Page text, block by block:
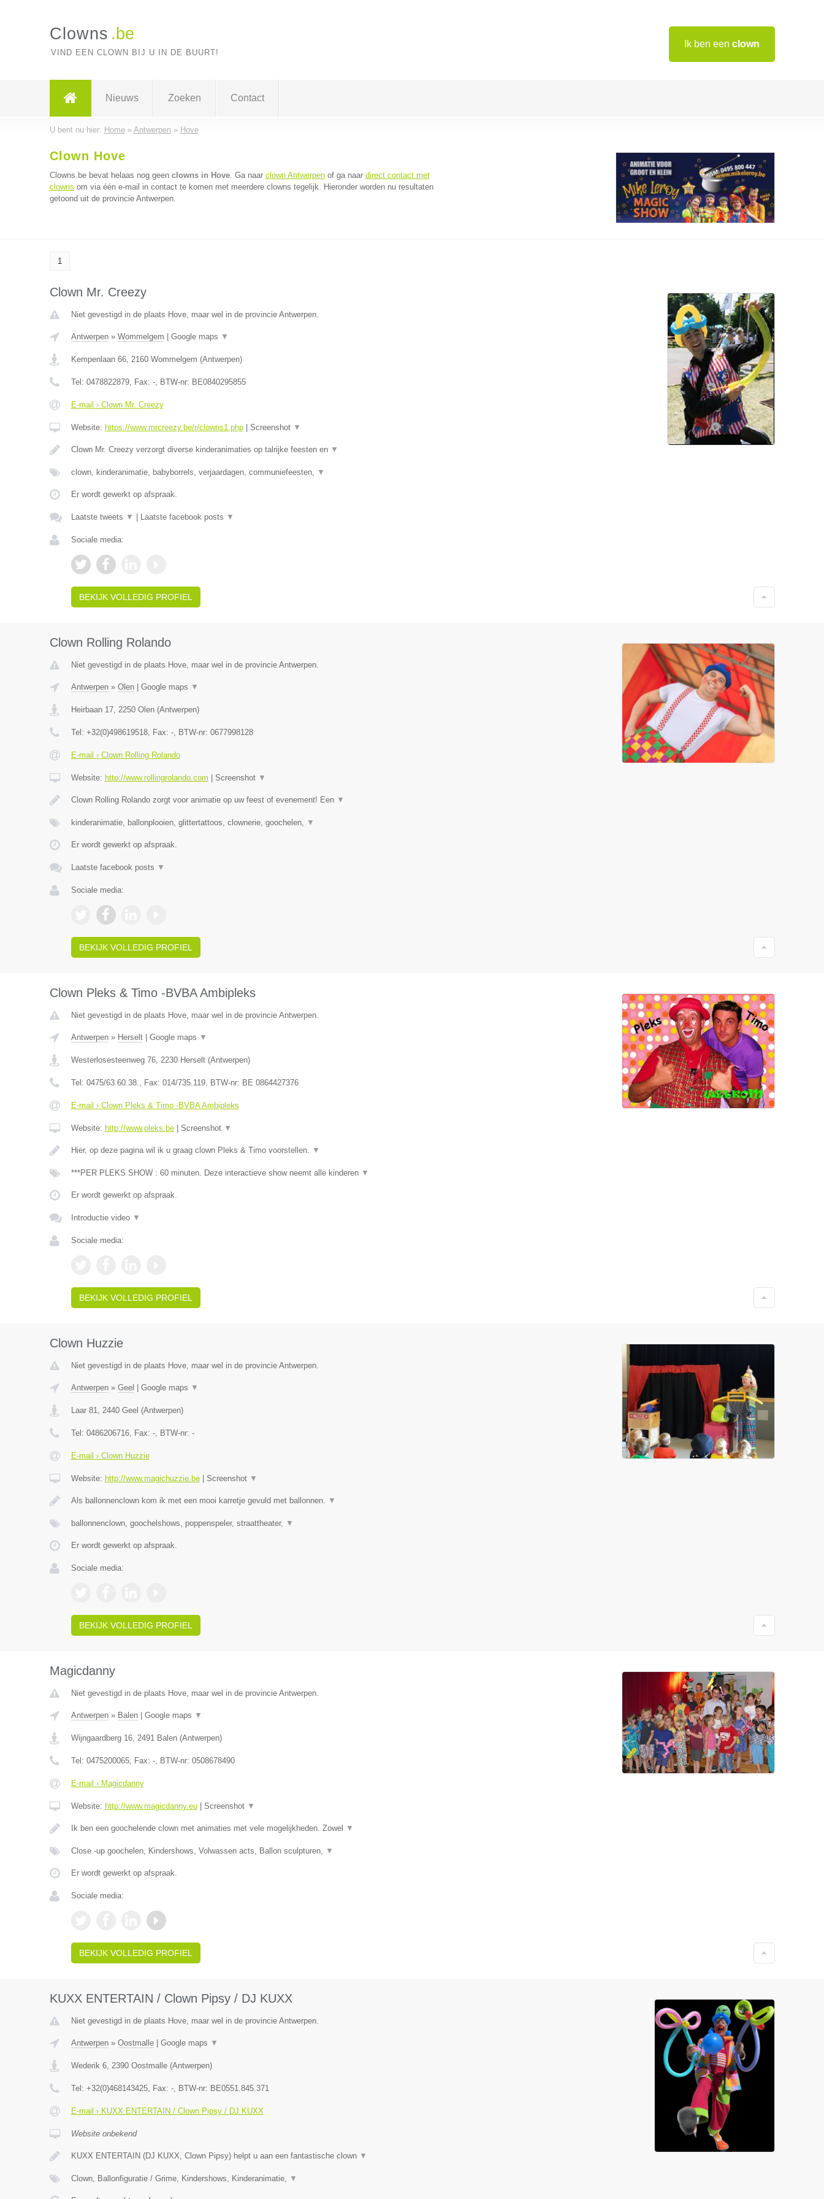
Ik ben een clown
Clowns .be
VIND EEN CLOWN BIJ U IN DE BUURT!
Nieuws Zoeken Contact
U bent nu hier: Home» Antwerpen» Hove
Clown Hove
Clowns.be bevat helaas nog geen clowns in Hove. Ga naar clown Antwerpenof ga naar direct contact met
clowns om via één e-mail in contact te komen met meerdere clowns tegelijk. Hieronder worden nu resultaten
getoond uit de provincie Antwerpen.
1
Clown Mr. Creezy
Niet gevestigd in de plaats Hove, maar wel in de provincie Antwerpen.
Antwerpen» Wommelgem Google maps ▼
Kempenlaan 66, 2160 Wommelgem (Antwerpen)
Tel: 0478822879, Fax: -, BTW-nr: BE0840295855
E-mail › Clown Mr. Creezy
Website: https://www.mrcreezy.be/r/clowns1.php| Screenshot ▼
Clown Mr. Creezy verzorgt diverse kinderanimaties op talrijke feesten en ▼
clown, kinderanimatie, babyborrels, verjaardagen, communiefeesten, ▼
Er wordt gewerkt op afspraak.
Laatste tweets ▼ Laatste facebook posts ▼
Sociale media:
BEKIJK VOLLEDIG PROFIEL
Clown Rolling Rolando
Niet gevestigd in de plaats Hove, maar wel in de provincie Antwerpen.
Antwerpen» Olen| Google maps ▼
Heirbaan 17, 2250 Olen(Antwerpen)
Tel: +32(0)498619518, Fax: -, BTW-nr: 0677998128
E-mail › Clown Rolling Rolando
Website: http://www.rollingrolando.com Screenshot ▼
Clown Rolling Rolando zorgt voor animatie op uw feest of evenement! Een ▼
kinderanimatie, ballonplooien, glittertattoos, clownerie, goochelen, ▼
Er wordt gewerkt op afspraak.
Laatste facebook posts ▼
Sociale media:
BEKIJK VOLLEDIG PROFIEL
Clown Pleks & Timo -BVBA Ambipleks
Niet gevestigd in de plaats Hove, maar wel in de provincie Antwerpen.
Antwerpen» Herselt| Google maps ▼
Westerlosesteenweg 76, 2230 Herselt(Antwerpen)
Tel: 0475/63.60.38., Fax: 014/735.119, BTW-nr: BE 0864427376
E-mail › Clown Pleks & Timo -BVBA Ambipleks
Website: http://www.pleks.be| Screenshot ▼
Hier, op deze pagina wil ik u graag clown Pleks & Timo voorstellen. ▼
***PER PLEKS SHOW : 60 minuten. Deze interactieve show neemt alle kinderen ▼
Er wordt gewerkt op afspraak.
Introductie video ▼
Sociale media:
BEKIJK VOLLEDIG PROFIEL
Clown Huzzie
Niet gevestigd in de plaats Hove, maar wel in de provincie Antwerpen.
Antwerpen» Geel Google maps ▼
Laar 81, 2440 Geel (Antwerpen)
Tel: 0486206716, Fax: -, BTW-nr: -
E-mail › Clown Huzzie
Website: http://www.magichuzzie.be| Screenshot ▼
Als ballonnenclown kom ik met een mooi karretje gevuld met ballonnen. ▼
ballonnenclown, goochelshows, poppenspeler, straattheater, ▼
Er wordt gewerkt op afspraak.
Sociale media:
BEKIJK VOLLEDIG PROFIEL
Magicdanny
Niet gevestigd in de plaats Hove, maar wel in de provincie Antwerpen.
Antwerpen» Balen| Google maps ▼
Wijngaardberg 16, 2491 Balen(Antwerpen)
Tel: 0475200065, Fax: -, BTW-nr: 0508678490
E-mail › Magicdanny
Website: http://www.magicdanny.eu| Screenshot ▼
Ik ben een goochelende clown met animaties met vele mogelijkheden. Zowel ▼
Close -up goochelen, Kindershows, Volwassen acts, Ballon sculpturen, ▼
Er wordt gewerkt op afspraak.
Sociale media:
BEKIJK VOLLEDIG PROFIEL
KUXX ENTERTAIN / Clown Pipsy / DJ KUXX
Niet gevestigd in de plaats Hove, maar wel in de provincie Antwerpen.
Antwerpen» Oostmalle| Google maps ▼
Wederik 6, 2390 Oostmalle(Antwerpen)
Tel: +32(0)468143425, Fax: -, BTW-nr: BE0551.845.371
E-mail › KUXX ENTERTAIN / Clown Pipsy / DJ KUXX
Website onbekend
KUXX ENTERTAIN (DJ KUXX, Clown Pipsy) helpt u aan een fantastische clown ▼
Clown, Ballonfiguratie / Grime, Kindershows, Kinderanimatie, ▼